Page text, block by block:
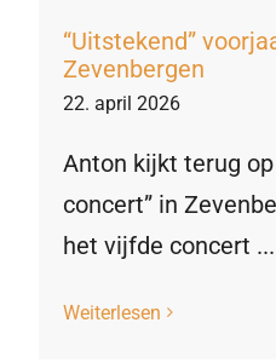
“Uitstekend”
Zevenbergen
22. april 2026
Anton kijkt terug
concert” in
het vijfde concert ...
Weiterlesen